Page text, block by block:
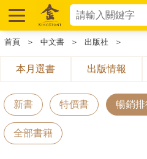
首頁 ＞ 中文書 ＞ 出版社 ＞
本月選書 出版情報
新書 特價書 暢銷排
全部書籍